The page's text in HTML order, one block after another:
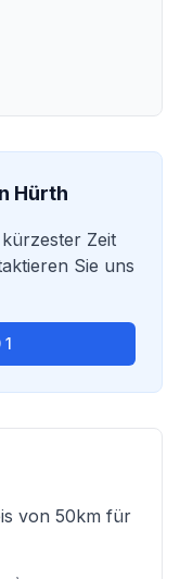
Hürth
Zeit
Sie uns
von 50km für